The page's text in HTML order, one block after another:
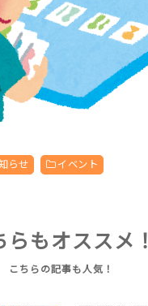
らせ イベント
らもオススメ！